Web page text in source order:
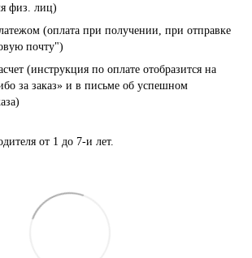
физ. лиц)
(оплата при получении, при отправке
почту")
(инструкция по оплате отобразится на
за заказ» и в письме об успешном
от 1 до 7-и лет.